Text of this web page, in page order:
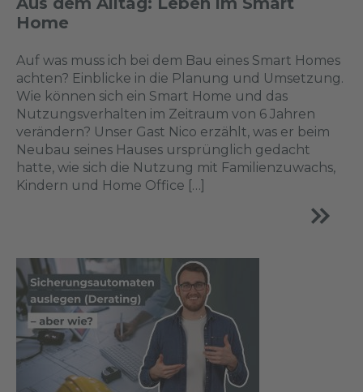
Home
Auf was muss ich bei dem Bau eines Smart Homes
achten? Einblicke in die Planung und Umsetzung.
Wie können sich ein Smart Home und das
Nutzungsverhalten im Zeitraum von 6 Jahren
verändern? Unser Gast Nico erzählt, was er beim
Neubau seines Hauses ursprünglich gedacht
hatte, wie sich die Nutzung mit Familienzuwachs,
Kindern und Home Office […]